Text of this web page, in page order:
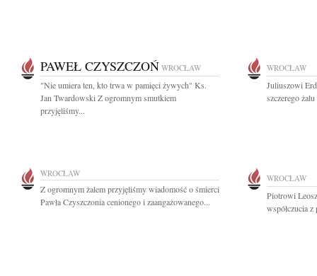
PAWEŁ CZYSZCZOŃ WROCŁAW
"Nie umiera ten, kto trwa w pamięci żywych" Ks.
Jan Twardowski Z ogromnym smutkiem
przyjęliśmy...
WROCŁAW
Juliuszowi
szczerego
WROCŁAW
Z ogromnym żalem przyjęliśmy wiadomość o śmierci
Pawła Czyszczonia cenionego i zaangażowanego...
WROCŁAW
Piotrowi
współczucia